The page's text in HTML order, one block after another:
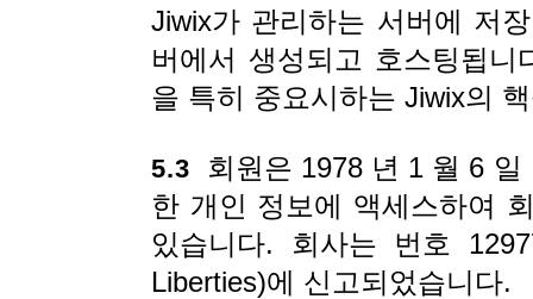
Jiwix가 관리하는 서버에 저
버에서 생성되고 호스팅됩
을 특히 중요시하는 Jiwix의
5.3 회원은 1978 년 1 월 6
한 개인 정보에 액세스하여
있습니다. 회사는 번호
Liberties)에 신고되었습니다.